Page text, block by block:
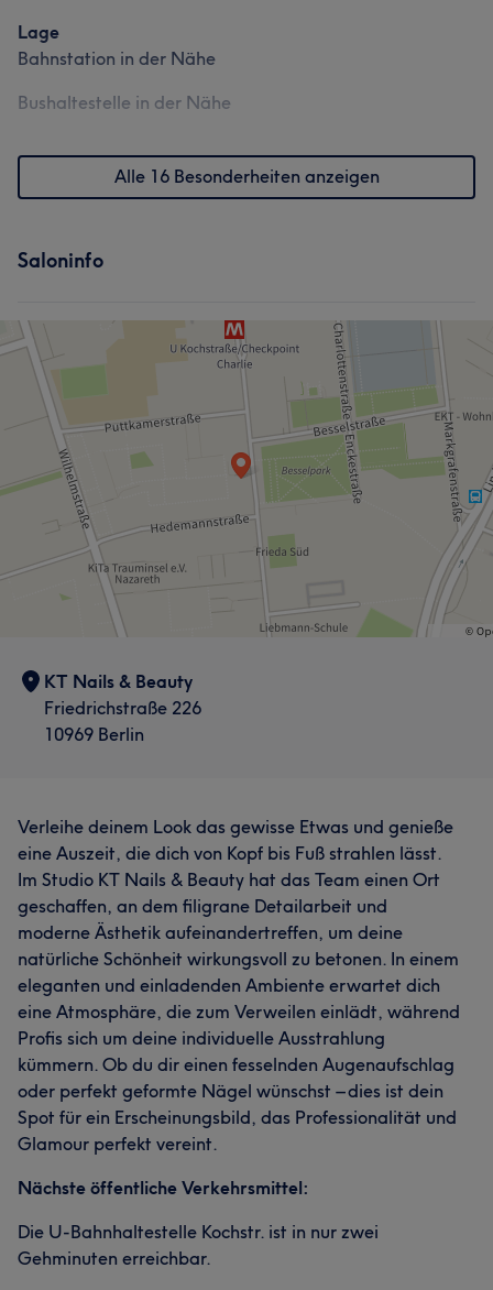
Lage
Bahnstation in der Nähe
Bushaltestelle in der Nähe
Alle 16 Besonderheiten anzeigen
Saloninfo
KT Nails & Beauty
Friedrichstraße 226
10969 Berlin
Verleihe deinem Look das gewisse Etwas und genieße
eine Auszeit, die dich von Kopf bis Fuß strahlen lässt.
Im Studio KT Nails & Beauty hat das Team einen Ort
geschaffen, an dem filigrane Detailarbeit und
moderne Ästhetik aufeinandertreffen, um deine
natürliche Schönheit wirkungsvoll zu betonen. In einem
eleganten und einladenden Ambiente erwartet dich
eine Atmosphäre, die zum Verweilen einlädt, während
Profis sich um deine individuelle Ausstrahlung
kümmern. Ob du dir einen fesselnden Augenaufschlag
oder perfekt geformte Nägel wünschst – dies ist dein
Spot für ein Erscheinungsbild, das Professionalität und
Glamour perfekt vereint.
Nächste öffentliche Verkehrsmittel:
Die U-Bahnhaltestelle Kochstr. ist in nur zwei
Gehminuten erreichbar.